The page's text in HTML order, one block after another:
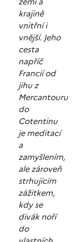
krajině
vnitřní i
vnější. Jeho
cesta
napříč
Francií od
jihu z
Mercantouru
do
Cotentinu
je meditací
a
zamyšlením,
ale zároveň
strhujícím
zážitkem,
kdy se
divák noří
do